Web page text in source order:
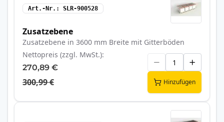
Art.-Nr. SLR-900528
Zusatzebene
Zusatzebene in 3600 mm Breite mit Gitterböden
Nettopreis (zzgl. MwSt.)
270,89 €
300,99 € Hinzufügen